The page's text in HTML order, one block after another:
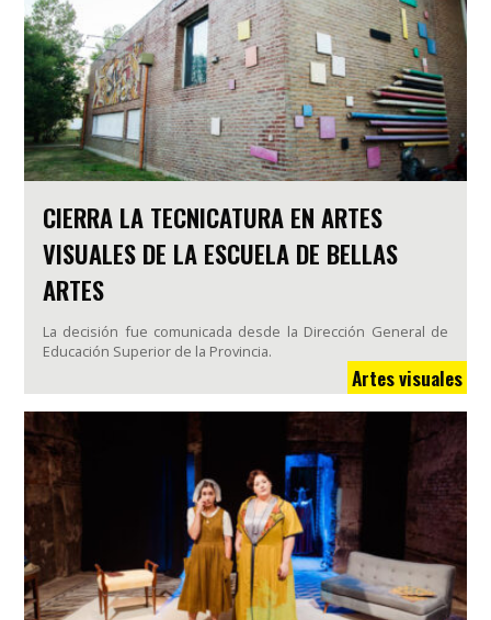
CIERRA LA TECNICATURA EN ARTES
VISUALES DE LA ESCUELA DE BELLAS
ARTES
La decisión fue comunicada desde la Dirección General de
Educación Superior de la Provincia.
Artes visuales